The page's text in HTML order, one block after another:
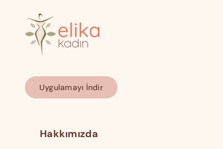
Uygulamayı İndir
Hakkımızda